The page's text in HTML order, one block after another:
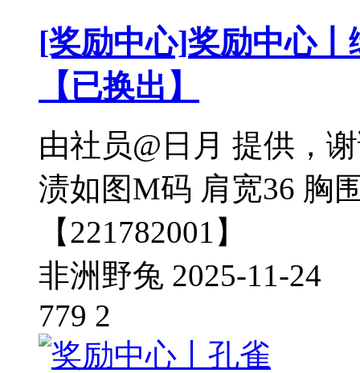
[奖励中心]奖励中心丨
【已换出】
由社员@日月 提供，
渍如图M码 肩宽36 胸
【221782001】
非洲野兔 2025-11-24
779 2